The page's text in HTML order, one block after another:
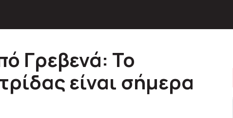
Γρεβενά: Το
είναι σήμερα